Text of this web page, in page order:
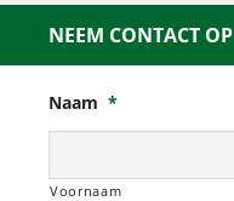
NEEM CONTACT OP
Naam *
Voornaam